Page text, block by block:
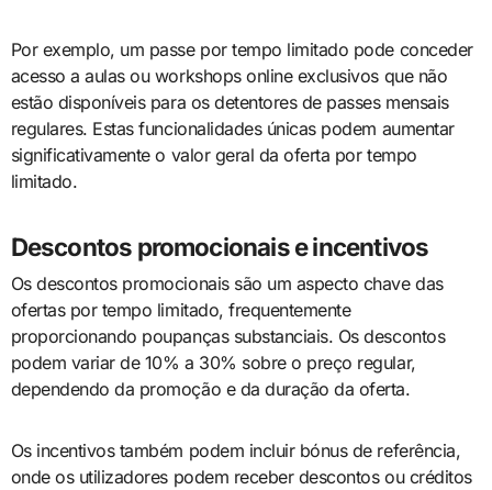
Por exemplo, um passe por tempo limitado pode conceder
acesso a aulas ou workshops online exclusivos que não
estão disponíveis para os detentores de passes mensais
regulares. Estas funcionalidades únicas podem aumentar
significativamente o valor geral da oferta por tempo
limitado.
Descontos promocionais e incentivos
Os descontos promocionais são um aspecto chave das
ofertas por tempo limitado, frequentemente
proporcionando poupanças substanciais. Os descontos
podem variar de 10% a 30% sobre o preço regular,
dependendo da promoção e da duração da oferta.
Os incentivos também podem incluir bónus de referência,
onde os utilizadores podem receber descontos ou créditos